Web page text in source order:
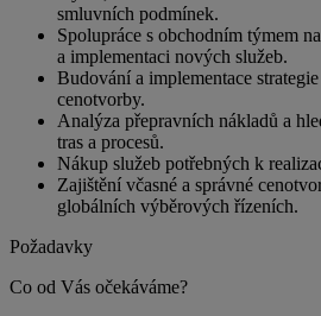
smluvních podmínek.
Spolupráce s obchodním týmem
a implementaci nových služeb.
Budování a implementace
cenotvorby.
Analýza přepravních nákladů a
tras a procesů.
Nákup služeb potřebných k
Zajištění včasné a správné
globálních výběrových řízeních.
Požadavky
Co od Vás očekáváme?